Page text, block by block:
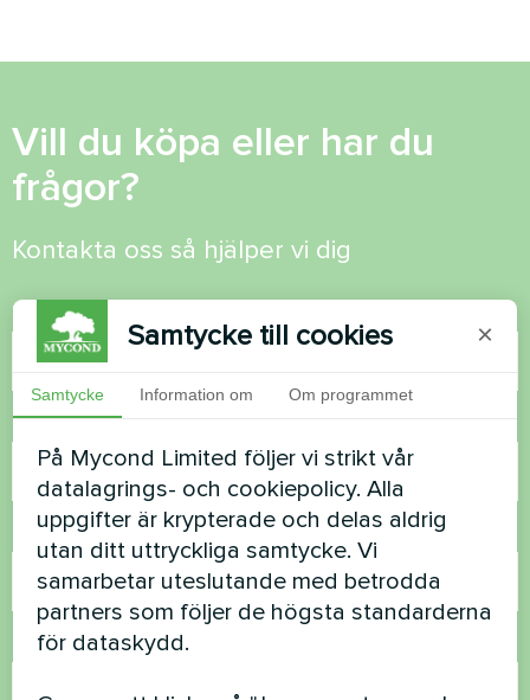
Vill du köpa eller har du
frågor?
Kontakta oss så hjälper vi dig
Namn
Telefonnummer
E-post
Kommentar
Samtycke till cookies ×
Samtycke Information om Om programmet
På Mycond Limited följer vi strikt vår
datalagrings- och cookiepolicy. Alla
uppgifter är krypterade och delas aldrig
utan ditt uttryckliga samtycke. Vi
samarbetar uteslutande med betrodda
partners som följer de högsta standarderna
för dataskydd.